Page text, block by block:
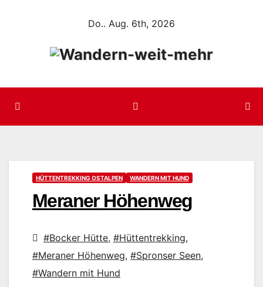
Do.. Aug. 6th, 2026
HÜTTENTREKKING OSTALPEN WANDERN MIT HUND
Meraner Höhenweg
#Bocker Hütte, #Hüttentrekking,
#Meraner Höhenweg, #Spronser Seen,
#Wandern mit Hund